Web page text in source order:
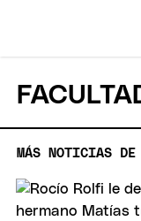
MÁS NOTICIAS